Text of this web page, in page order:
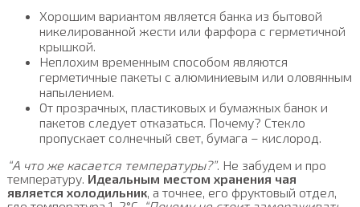
Хорошим вариантом является банка из бытовой
никелированной жести или фарфора с герметичной
крышкой.
Неплохим временным способом являются
герметичные пакеты с алюминиевым или оловянным
напылением.
От прозрачных, пластиковых и бумажных банок и
пакетов следует отказаться. Почему? Стекло
пропускает солнечный свет, бумага – кислород.
“А что же касается температуры?”. Не забудем и про
температуру. Идеальным местом хранения чая
является холодильник, а точнее, его фруктовый отдел,